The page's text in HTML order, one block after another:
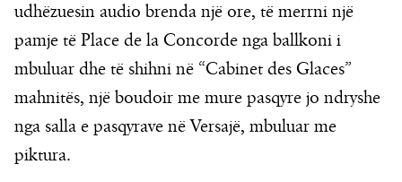
udhëzuesin audio brenda një ore, të merrni një
pamje të Place de la Concorde nga ballkoni i
mbuluar dhe të shihni në “Cabinet des Glaces”
mahnitës, një boudoir me mure pasqyre jo ndryshe
nga salla e pasqyrave në Versajë, mbuluar me
piktura.